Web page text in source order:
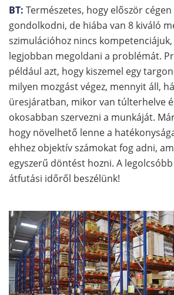
BT: Természetes, hogy először
gondolkodni, de hiába van 8 kiváló
szimulációhoz nincs kompetenciájuk,
legjobban megoldani a problémát.
például azt, hogy kiszemel egy
milyen mozgást végez, mennyit áll,
üresjáratban, mikor van túlterhelve
okosabban szervezni a munkáját.
hogy növelhető lenne a
ehhez objektív számokat fog adni,
egyszerű döntést hozni. A
átfutási időről beszélünk!